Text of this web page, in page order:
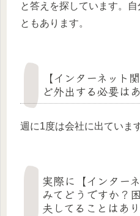
と答えを探しています。
ともあります。
【インターネット
ど外出する必要は
週に1度は会社に出ています
実際に【インター
みてどうですか？
夫してることはあ